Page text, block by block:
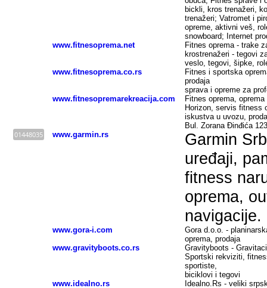
bickli, kros trenažeri,
trenažeri; Vatromet i
opreme, aktivni veš,
snowboard; Internet
www.fitnesoprema.net
Fitnes oprema - trake
krostrenažeri - tegovi
veslo, tegovi, šipke,
www.fitnesoprema.co.rs
Fitnes i sportska
prodaja
sprava i opreme za
www.fitnesopremarekreacija.com
Fitnes oprema,
Horizon, servis fitness
iskustva u uvozu,
Bul. Zorana Đinđića
01448035
www.garmin.rs
Garmin
uređaji,
fitness
oprema,
navigacije.
www.gora-i.com
Gora d.o.o. -
oprema, prodaja
www.gravityboots.co.rs
Gravityboots -
Sportski rekviziti,
sportiste,
biciklovi i tegovi
www.idealno.rs
Idealno.Rs - veliki